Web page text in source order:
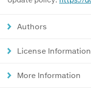
Authors
License Information
More Information